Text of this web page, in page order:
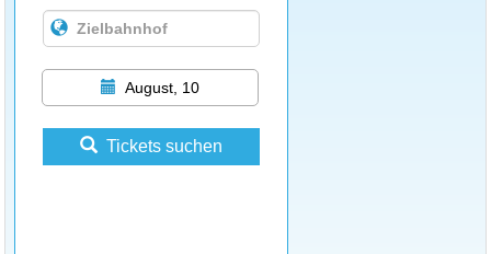
August, 10
Tickets suchen